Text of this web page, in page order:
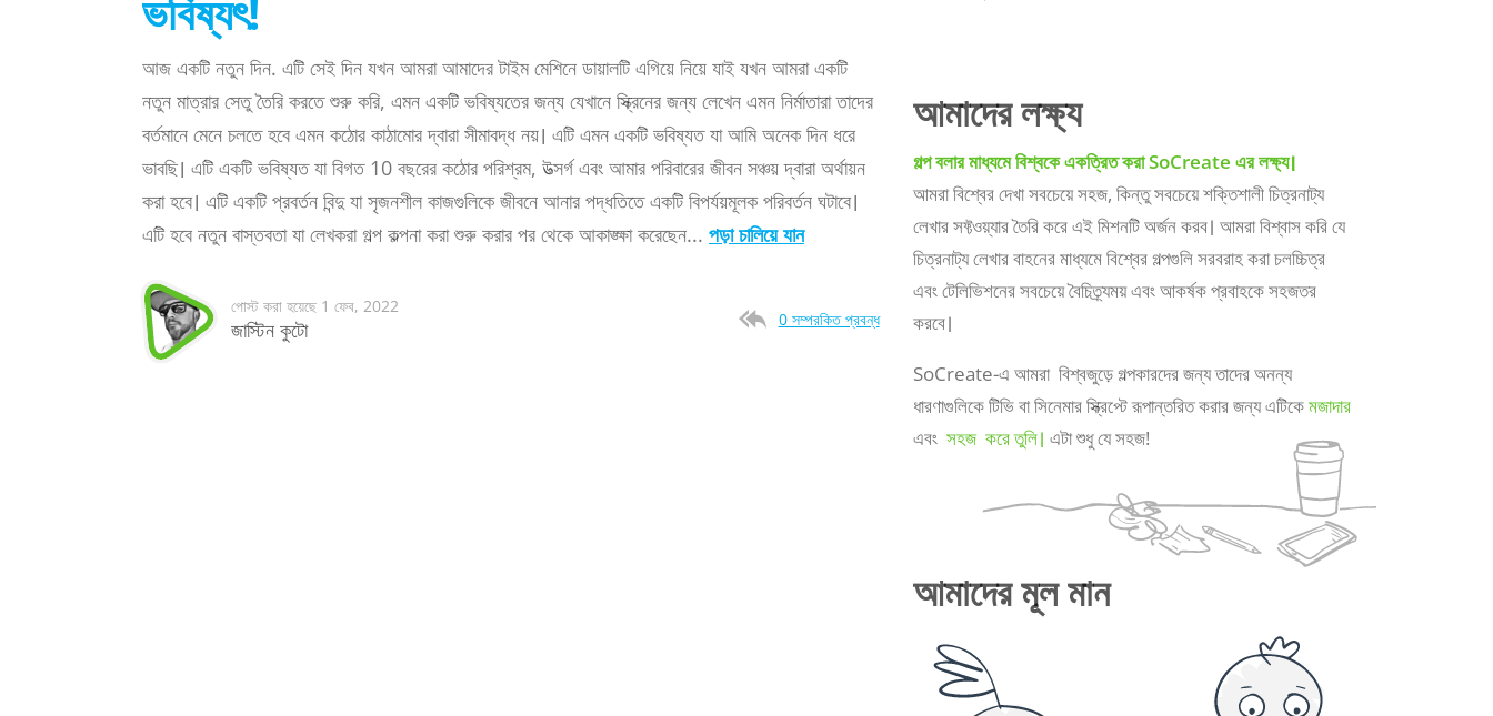
ভবিষ্যৎ!
আজ একটি নতুন দিন. এটি সেই দিন যখন আমরা আমাদের টাইম মেশিনে ডায়ালটি এগিয়ে নিয়ে যাই যখন আমরা একটি
নতুন মাত্রার সেতু তৈরি করতে শুরু করি, এমন একটি ভবিষ্যতের জন্য যেখানে স্ক্রিনের জন্য লেখেন এমন নির্মাতারা তাদের
বর্তমানে মেনে চলতে হবে এমন কঠোর কাঠামোর দ্বারা সীমাবদ্ধ নয়। এটি এমন একটি ভবিষ্যত যা আমি অনেক দিন ধরে
ভাবছি। এটি একটি ভবিষ্যত যা বিগত 10 বছরের কঠোর পরিশ্রম, উত্সর্গ এবং আমার পরিবারের জীবন সঞ্চয় দ্বারা অর্থায়ন
করা হবে। এটি একটি প্রবর্তন বিন্দু যা সৃজনশীল কাজগুলিকে জীবনে আনার পদ্ধতিতে একটি বিপর্যয়মূলক পরিবর্তন ঘটাবে।
এটি হবে নতুন বাস্তবতা যা লেখকরা গল্প কল্পনা করা শুরু করার পর থেকে আকাঙ্ক্ষা করেছেন... পড়া চালিয়ে যান
পোস্ট করা হয়েছে 1 ফেব, 2022
জাস্টিন কুটো 0 সম্পরকিত প্রবন্ধ
আমাদের লক্ষ্য
গল্প বলার মাধ্যমে বিশ্বকে একত্রিত করা SoCreate এর লক্ষ্য।
আমরা বিশ্বের দেখা সবচেয়ে সহজ, কিন্তু সবচেয়ে শক্তিশালী চিত্রনাট্য
লেখার সফ্টওয়্যার তৈরি করে এই মিশনটি অর্জন করব। আমরা বিশ্বাস করি যে
চিত্রনাট্য লেখার বাহনের মাধ্যমে বিশ্বের গল্পগুলি সরবরাহ করা চলচ্চিত্র
এবং টেলিভিশনের সবচেয়ে বৈচিত্র্যময় এবং আকর্ষক প্রবাহকে সহজতর
করবে।
SoCreate-এ আমরা বিশ্বজুড়ে গল্পকারদের জন্য তাদের অনন্য
ধারণাগুলিকে টিভি বা সিনেমার স্ক্রিপ্টে রূপান্তরিত করার জন্য এটিকেমজাদার
এবং সহজ করে তুলি। এটা শুধু যে সহজ!
আমাদের মূল মান